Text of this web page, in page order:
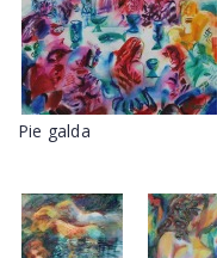
Pie galda